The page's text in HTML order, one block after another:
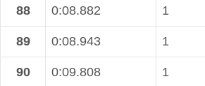
88 0:08.882 1
89 0:08.943 1
90 0:09.808 1